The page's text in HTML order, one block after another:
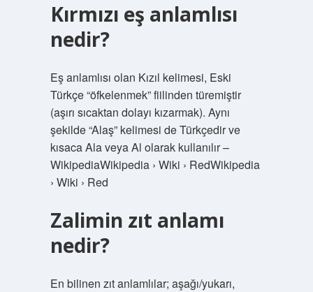
Kırmızı eş anlamlısı
nedir?
Eş anlamlısı olan Kızıl kelimesi, Eski
Türkçe “öfkelenmek” fiilinden türemiştir
(aşırı sıcaktan dolayı kızarmak). Aynı
şekilde “Alaş” kelimesi de Türkçedir ve
kısaca Ala veya Al olarak kullanılır –
WikipediaWikipedia › Wiki › RedWikipedia
› Wiki › Red
Zalimin zıt anlamı
nedir?
En bilinen zıt anlamlılar; aşağı/yukarı,